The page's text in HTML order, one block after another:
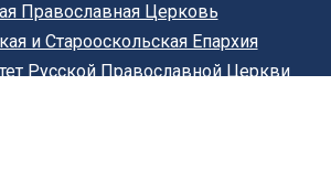
Православная Церковь
и Старооскольская Епархия
Русской Православной Церкви